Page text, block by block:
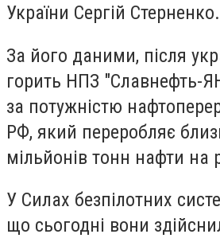
України Сергій Стерненко.
За його даними, після
горить НПЗ "Славнефть-
за потужністю
РФ, який переробляє
мільйонів тонн нафти на
У Силах безпілотних
що сьогодні вони